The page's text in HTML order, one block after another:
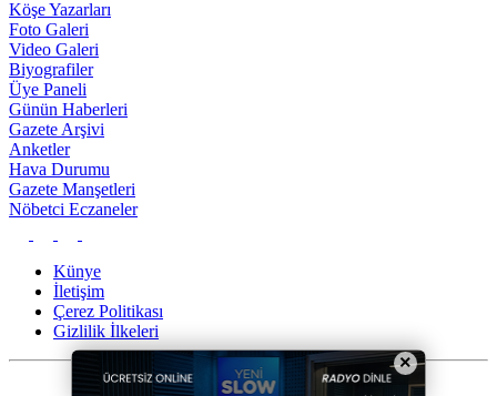
Köşe Yazarları
Foto Galeri
Video Galeri
Biyografiler
Üye Paneli
Günün Haberleri
Gazete Arşivi
Anketler
Hava Durumu
Gazete Manşetleri
Nöbetci Eczaneler
Künye
İletişim
Çerez Politikası
Gizlilik İlkeleri
×